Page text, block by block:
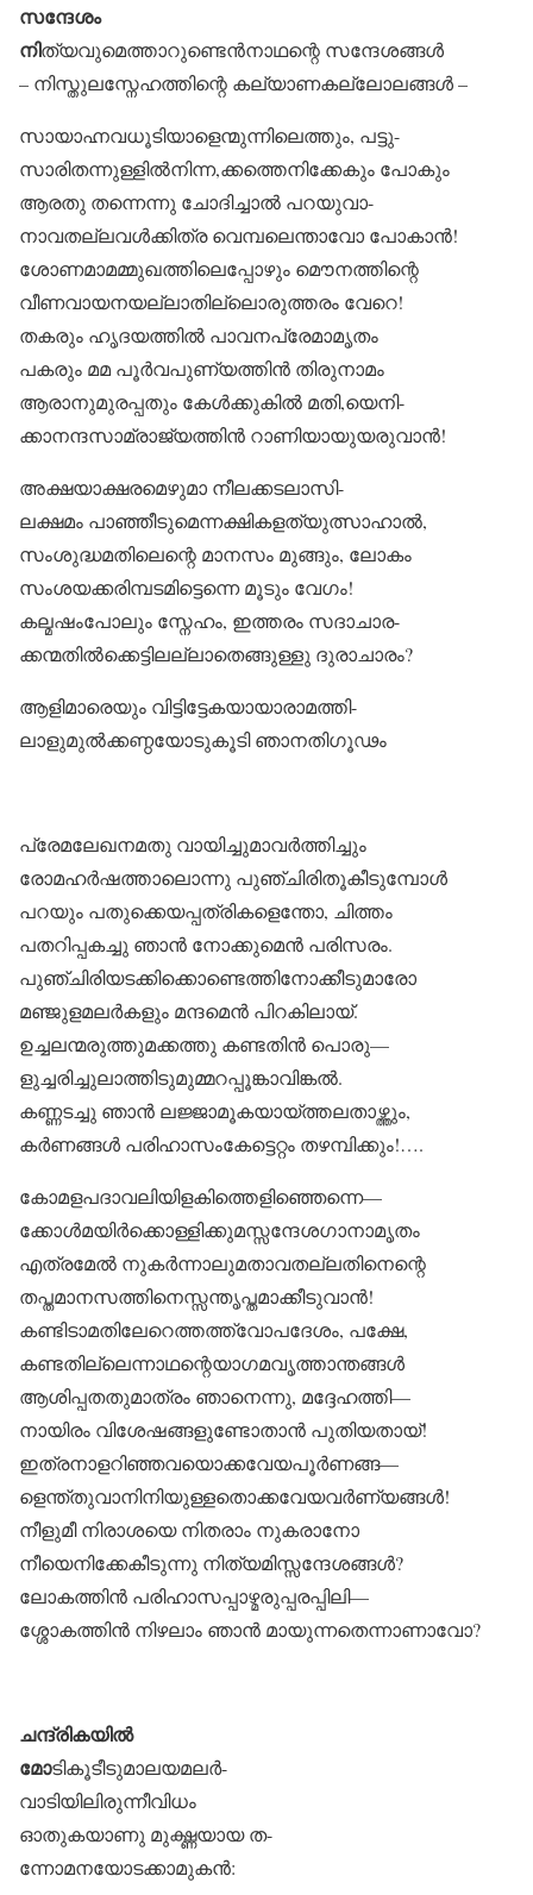
സന്ദേശം
നിത്യവുമെത്താറുണ്ടെൻനാഥന്റെ സന്ദേശങ്ങൾ
– നിസ്തുലസ്നേഹത്തിന്റെ കല്യാണകല്ലോലങ്ങൾ –
സായാഹ്നവധൂടിയാളെന്മുന്നിലെത്തും, പട്ടു-
സാരിതന്നുള്ളിൽനിന്ന,ക്കത്തെനിക്കേകും പോകും
ആരതു തന്നെന്നു ചോദിച്ചാൽ പറയുവാ-
നാവതല്ലവൾക്കിത്ര വെമ്പലെന്താവോ പോകാൻ!
ശോണമാമമ്മുഖത്തിലെപ്പോഴും മൌനത്തിന്റെ
വീണവായനയല്ലാതില്ലൊരുത്തരം വേറെ!
തകരും ഹൃദയത്തിൽ പാവനപ്രേമാമൃതം
പകരും മമ പൂർവപുണ്യത്തിൻ തിരുനാമം
ആരാനുമുരപ്പതും കേൾക്കുകിൽ മതി,യെനി-
ക്കാനന്ദസാമ്രാജ്യത്തിൻ റാണിയായുയരുവാൻ!
അക്ഷയാക്ഷരമെഴുമാ നീലക്കടലാസി-
ലക്ഷമം പാഞ്ഞീടുമെന്നക്ഷികളത്യുത്സാഹാൽ,
സംശുദ്ധമതിലെന്റെ മാനസം മുങ്ങും, ലോകം
സംശയക്കരിമ്പടമിട്ടെന്നെ മൂടും വേഗം!
കല്മഷംപോലും സ്നേഹം, ഇത്തരം സദാചാര-
ക്കന്മതിൽക്കെട്ടിലല്ലാതെങ്ങുള്ളു ദുരാചാരം?
ആളിമാരെയും വിട്ടിട്ടേകയായാരാമത്തി-
ലാളുമുൽക്കണ്ഠയോടുകൂടി ഞാനതിഗൂഢം
പ്രേമലേഖനമതു വായിച്ചുമാവർത്തിച്ചും
രോമഹർഷത്താലൊന്നു പുഞ്ചിരിതൂകീടുമ്പോൾ
പറയും പതുക്കെയപ്പത്രികളെന്തോ, ചിത്തം
പതറിപ്പകച്ചു ഞാൻ നോക്കുമെൻ പരിസരം.
പുഞ്ചിരിയടക്കിക്കൊണ്ടെത്തിനോക്കീടുമാരോ
മഞ്ജുളമലർകളും മന്ദമെൻ പിറകിലായ്.
ഉച്ചലന്മരുത്തുമക്കത്തു കണ്ടതിൻ പൊരു—
ളുച്ചരിച്ചുലാത്തിടുമുമ്മറപ്പൂങ്കാവിങ്കൽ.
കണ്ണടച്ചു ഞാൻ ലജ്ജാമൂകയായ്ത്തലതാഴ്ത്തും,
കർണങ്ങൾ പരിഹാസംകേട്ടെറ്റം തഴമ്പിക്കും!….
കോമളപദാവലിയിളകിത്തെളിഞ്ഞെന്നെ—
ക്കോൾമയിർക്കൊള്ളിക്കുമസ്സന്ദേശഗാനാമൃതം
എത്രമേൽ നുകർന്നാലുമതാവതല്ലതിനെന്റെ
തപ്തമാനസത്തിനെസ്സന്തൃപ്തമാക്കീടുവാൻ!
കണ്ടിടാമതിലേറെത്തത്ത്വോപദേശം, പക്ഷേ,
കണ്ടതില്ലെന്നാഥന്റെയാഗമവൃത്താന്തങ്ങൾ
ആശിപ്പതതുമാത്രം ഞാനെന്നു, മദ്ദേഹത്തി—
നായിരം വിശേഷങ്ങളുണ്ടോതാൻ പുതിയതായ്!
ഇത്രനാളറിഞ്ഞവയൊക്കവേയപൂർണങ്ങ—
ളെന്ത്തുവാനിനിയുള്ളതൊക്കവേയവർണ്യങ്ങൾ!
നീളുമീ നിരാശയെ നിതരാം നുകരാനോ
നീയെനിക്കേകീടുന്നു നിത്യമിസ്സന്ദേശങ്ങൾ?
ലോകത്തിൻ പരിഹാസപ്പാഴ്മരുപ്പരപ്പിലി—
ശ്ശോകത്തിൻ നിഴലാം ഞാൻ മായുന്നതെന്നാണാവോ?
ചന്ദ്രികയിൽ
മോടികൂടീടുമാലയമലർ-
വാടിയിലിരുന്നീവിധം
ഓതുകയാണു മുഗ്ദ്ധയായ ത-
ന്നോമനയോടക്കാമുകൻ: